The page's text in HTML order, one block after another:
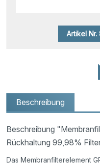
Artikel
Beschreibung
Beschreibung
Rückhaltung 99,98%
Das Membranfilterelement